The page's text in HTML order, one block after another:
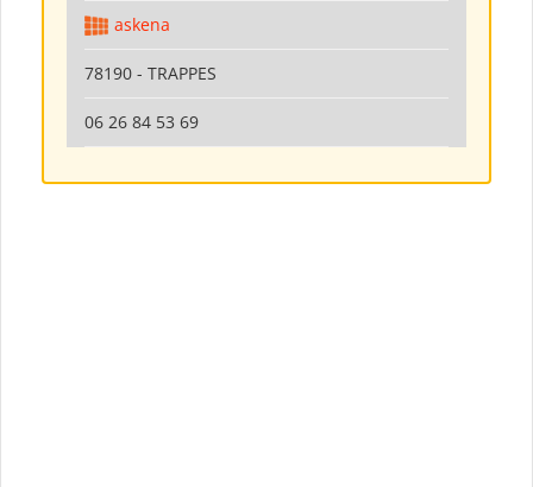
askena
78190 - TRAPPES
06 26 84 53 69